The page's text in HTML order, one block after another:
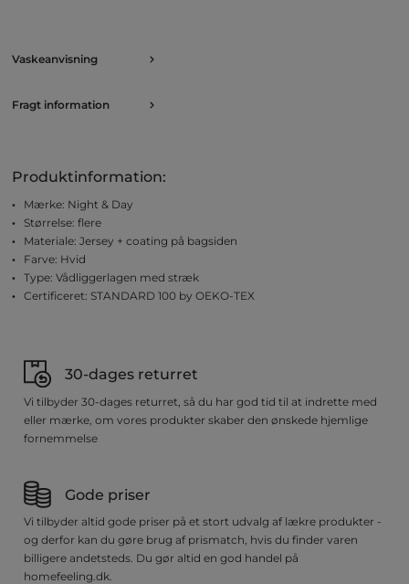
Vaskeanvisning
Fragt information
Produktinformation:
Mærke: Night & Day
Størrelse: flere
Materiale: Jersey + coating på bagsiden
Farve: Hvid
Type: Vådliggerlagen med stræk
Certificeret: STANDARD 100 by OEKO-TEX
30-dages returret
Vi tilbyder 30-dages returret, så du har god tid til at indrette med
eller mærke, om vores produkter skaber den ønskede hjemlige
fornemmelse
Gode priser
Vi tilbyder altid gode priser på et stort udvalg af lækre produkter -
og derfor kan du gøre brug af prismatch, hvis du finder varen
billigere andetsteds. Du gør altid en god handel på
homefeeling.dk.